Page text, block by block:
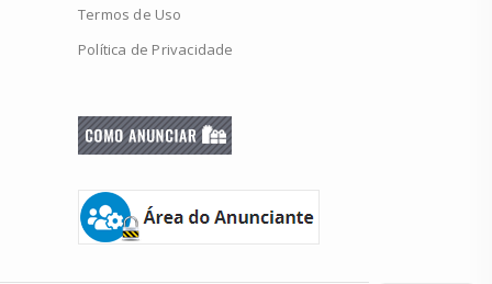
Termos de Uso
Política de Privacidade